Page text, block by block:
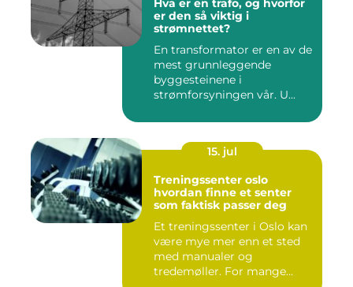
Hva er en trafo, og hvorfor
er den så viktig i
strømnettet?
En transformator er en av de
mest grunnleggende
byggesteinene i
strømforsyningen vår. U...
15. jul
Treningssenter oslo
hvordan finne et senter
som faktisk passer deg
Et treningssenter i Oslo kan
være mye mer enn et sted
med manualer og
tredemøller. For mange